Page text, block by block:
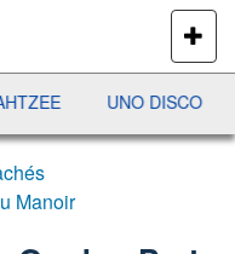
PLUS
DE
JEUX
UNO DISCO
Manoir